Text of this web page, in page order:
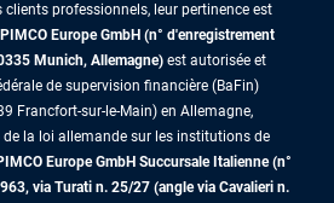
professionnels, leur pertinence est
PIMCO Europe GmbH (n° d'enregistrement
Munich, Allemagne) est autorisée et
de supervision financière (BaFin)
Francfort-sur-le-Main) en Allemagne,
la loi allemande sur les institutions de
Europe GmbH Succursale Italienne (n°
via Turati n. 25/27 (angle via Cavalieri n.